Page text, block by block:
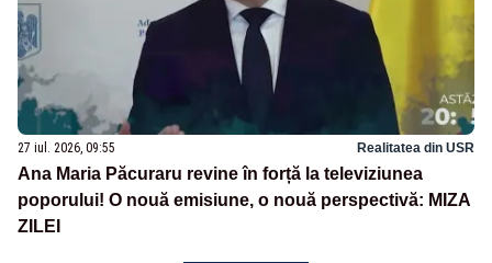
27 iul. 2026, 09:55 Realitatea din USR
Ana Maria Păcuraru revine în forță la televiziunea
poporului! O nouă emisiune, o nouă perspectivă: MIZA
ZILEI